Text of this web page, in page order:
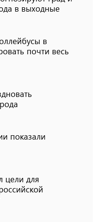
в выходные
в
почти весь
показали
цели для